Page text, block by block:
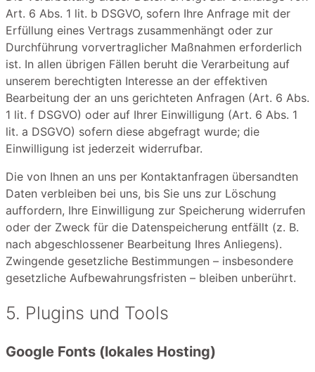
Art. 6 Abs. 1 lit. b DSGVO, sofern Ihre Anfrage mit der
Erfüllung eines Vertrags zusammenhängt oder zur
Durchführung vorvertraglicher Maßnahmen erforderlich
ist. In allen übrigen Fällen beruht die Verarbeitung auf
unserem berechtigten Interesse an der effektiven
Bearbeitung der an uns gerichteten Anfragen (Art. 6 Abs.
1 lit. f DSGVO) oder auf Ihrer Einwilligung (Art. 6 Abs. 1
lit. a DSGVO) sofern diese abgefragt wurde; die
Einwilligung ist jederzeit widerrufbar.
Die von Ihnen an uns per Kontaktanfragen übersandten
Daten verbleiben bei uns, bis Sie uns zur Löschung
auffordern, Ihre Einwilligung zur Speicherung widerrufen
oder der Zweck für die Datenspeicherung entfällt (z. B.
nach abgeschlossener Bearbeitung Ihres Anliegens).
Zwingende gesetzliche Bestimmungen – insbesondere
gesetzliche Aufbewahrungsfristen – bleiben unberührt.
5. Plugins und Tools
Google Fonts (lokales Hosting)